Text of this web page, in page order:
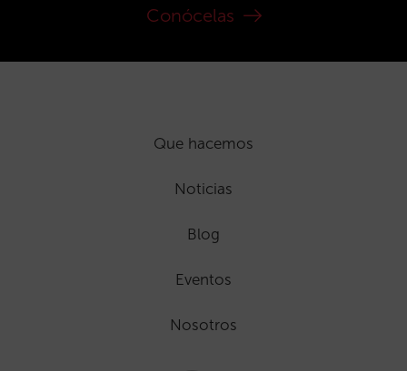
Conócelas
Que hacemos
Noticias
Blog
Eventos
Nosotros